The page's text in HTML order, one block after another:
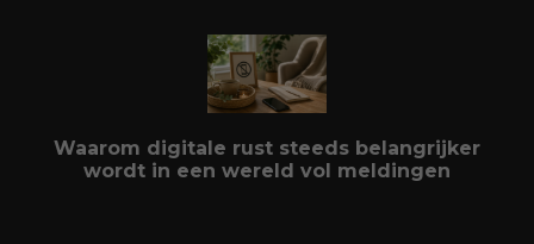
Waarom digitale rust steeds belangrijker
wordt in een wereld vol meldingen